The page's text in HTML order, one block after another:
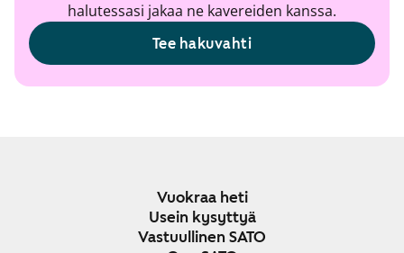
halutessasi jakaa ne kavereiden kanssa.
Tee hakuvahti
Vuokraa heti
Usein kysyttyä
Vastuullinen SATO